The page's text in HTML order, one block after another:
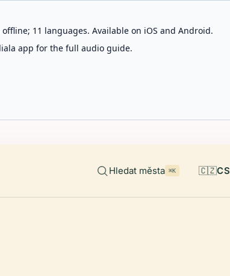
11 languages. Available on iOS and Android.
app for the full audio guide.
Hledat města ⌘K 🇨🇿CS